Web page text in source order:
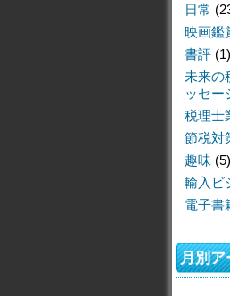
日常
映画鑑
書評 (1)
未来の
ッセー
税理士
節税対
趣味 (5)
輸入ビ
電子書
月別ア